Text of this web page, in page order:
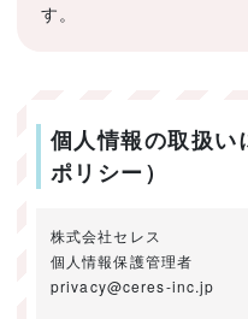
す。
個人情報の取扱い
ポリシー）
株式会社セレス
個人情報保護管理者
privacy@ceres-inc.jp